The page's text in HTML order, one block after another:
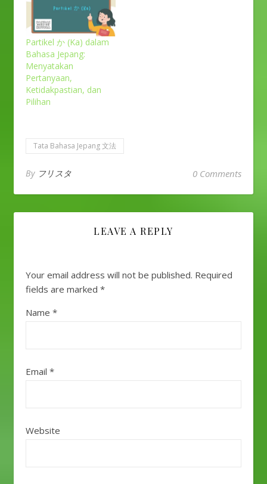
Partikel か (Ka) dalam
Bahasa Jepang:
Menyatakan
Pertanyaan,
Ketidakpastian, dan
Pilihan
Tata Bahasa Jepang 文法
By フリスタ 0 Comments
LEAVE A REPLY
Your email address will not be published. Required
fields are marked *
Name *
Email *
Website